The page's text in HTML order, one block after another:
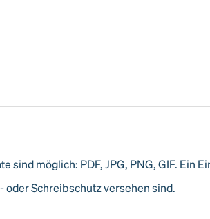
möglich: PDF, JPG, PNG, GIF. Ein
oder Schreibschutz versehen sind.